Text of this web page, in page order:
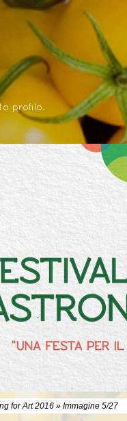
profilo.
for Art 2016 » Immagine 5/27